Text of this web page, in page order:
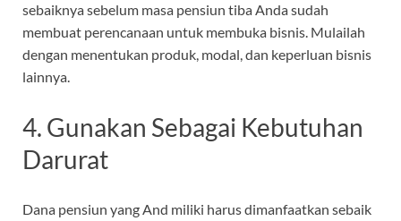
sebaiknya sebelum masa pensiun tiba Anda sudah
membuat perencanaan untuk membuka bisnis. Mulailah
dengan menentukan produk, modal, dan keperluan bisnis
lainnya.
4. Gunakan Sebagai Kebutuhan
Darurat
Dana pensiun yang And miliki harus dimanfaatkan sebaik